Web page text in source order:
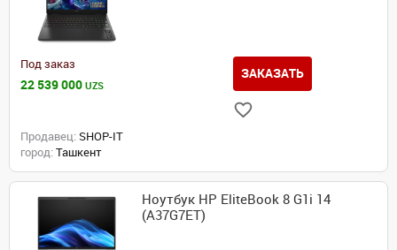
Под заказ
22 539 000 UZS
ЗАКАЗАТЬ
Продавец: SHOP-IT
город: Ташкент
Ноутбук HP EliteBook 8 G1i 14
(A37G7ET)